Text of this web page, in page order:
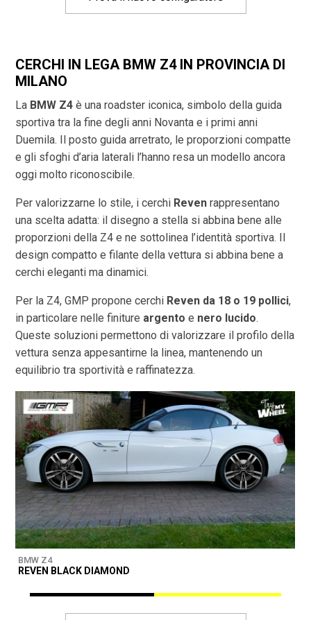
CERCHI IN LEGA BMW Z4 IN PROVINCIA DI
MILANO
La BMW Z4 è una roadster iconica, simbolo della guida
sportiva tra la fine degli anni Novanta e i primi anni
Duemila. Il posto guida arretrato, le proporzioni compatte
e gli sfoghi d’aria laterali l’hanno resa un modello ancora
oggi molto riconoscibile.
Per valorizzarne lo stile, i cerchi Reven rappresentano
una scelta adatta: il disegno a stella si abbina bene alle
proporzioni della Z4 e ne sottolinea l’identità sportiva. Il
design compatto e filante della vettura si abbina bene a
cerchi eleganti ma dinamici.
Per la Z4, GMP propone cerchi Reven da 18 o 19 pollici,
in particolare nelle finiture argento e nero lucido.
Queste soluzioni permettono di valorizzare il profilo della
vettura senza appesantirne la linea, mantenendo un
equilibrio tra sportività e raffinatezza.
BMW Z4
REVEN BLACK DIAMOND